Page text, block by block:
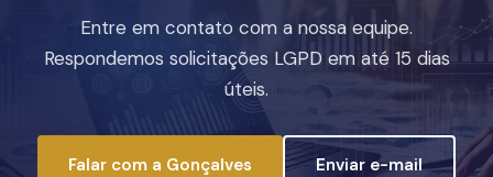
Entre em contato com a nossa equipe.
Respondemos solicitações LGPD em até 15 dias
úteis.
Falar com a Gonçalves Enviar e-mail